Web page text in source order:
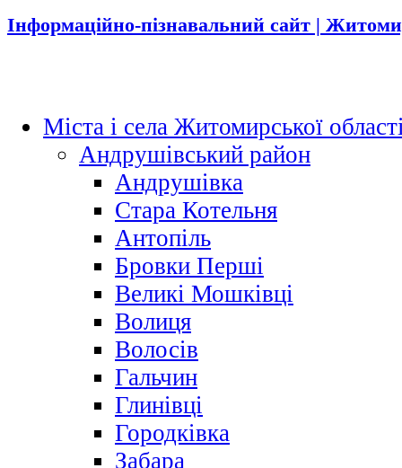
Інформаційно-пізнавальний сайт |
Міста і села Житомирської
Андрушівський район
Андрушівка
Стара Котельня
Антопіль
Бровки Перші
Великі Мошківці
Волиця
Волосів
Гальчин
Глинівці
Городківка
Забара